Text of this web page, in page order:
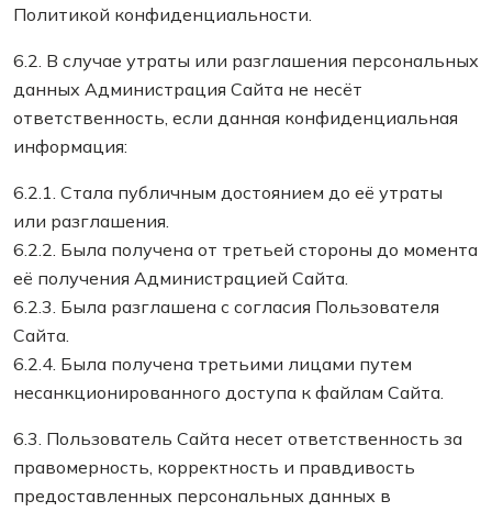
Политикой конфиденциальности.
6.2. В случае утраты или разглашения персональных
данных Администрация Сайта не несёт
ответственность, если данная конфиденциальная
информация:
6.2.1. Стала публичным достоянием до её утраты
или разглашения.
6.2.2. Была получена от третьей стороны до момента
её получения Администрацией Сайта.
6.2.3. Была разглашена с согласия Пользователя
Сайта.
6.2.4. Была получена третьими лицами путем
несанкционированного доступа к файлам Сайта.
6.3. Пользователь Сайта несет ответственность за
правомерность, корректность и правдивость
предоставленных персональных данных в